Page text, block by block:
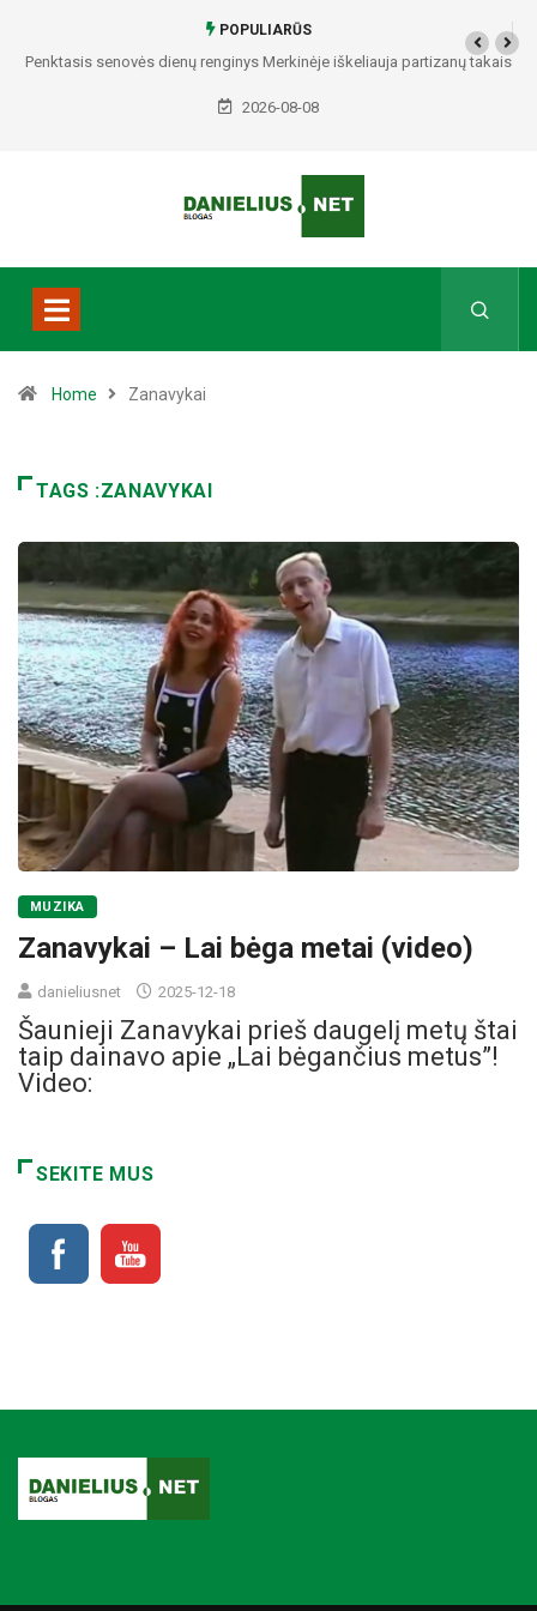
POPULIARŪS
senovės dienų renginys Merkinėje iškeliauja partizanų takais
2026-08-08
Home Zanavykai
TAGS :ZANAVYKAI
MUZIKA
Zanavykai – Lai bėga metai (video)
danieliusnet 2025-12-18
Šaunieji Zanavykai prieš daugelį metų štai
taip dainavo apie „Lai bėgančius metus”!
Video:
SEKITE MUS